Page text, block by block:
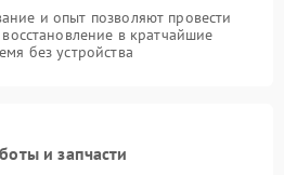
и опыт позволяют провести
в кратчайшие
без устройства
и запчасти